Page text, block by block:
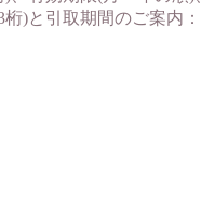
)と引取期間のご案内